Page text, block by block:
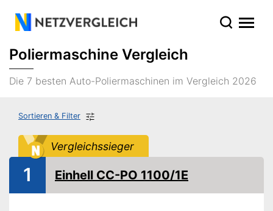
Poliermaschine Vergleich
Die 7 besten Auto-Poliermaschinen im Vergleich 2026
Sortieren & Filter
Vergleichssieger
1 Einhell CC-PO 1100/1E